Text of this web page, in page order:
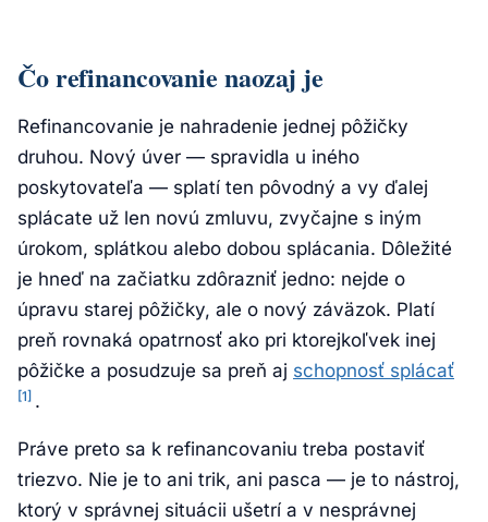
Čo refinancovanie naozaj je
Refinancovanie je nahradenie jednej pôžičky
druhou. Nový úver — spravidla u iného
poskytovateľa — splatí ten pôvodný a vy ďalej
splácate už len novú zmluvu, zvyčajne s iným
úrokom, splátkou alebo dobou splácania. Dôležité
je hneď na začiatku zdôrazniť jedno: nejde o
úpravu starej pôžičky, ale o nový záväzok. Platí
preň rovnaká opatrnosť ako pri ktorejkoľvek inej
pôžičke a posudzuje sa preň aj schopnosť splácať
[1] .
Práve preto sa k refinancovaniu treba postaviť
triezvo. Nie je to ani trik, ani pasca — je to nástroj,
ktorý v správnej situácii ušetrí a v nesprávnej